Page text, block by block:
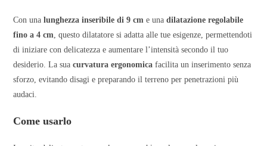
Con unalunghezza inseribile di 9 cm e unadilatazione regolabile
fino a 4 cm, questo dilatatore si adatta alle tue esigenze, permettendoti
di iniziare con delicatezza e aumentare l’intensità secondo il tuo
desiderio. La suacurvatura ergonomica facilita un inserimento senza
sforzo, evitando disagi e preparando il terreno per penetrazioni più
audaci.
Come usarlo